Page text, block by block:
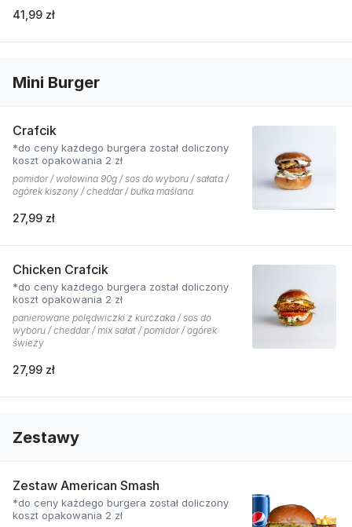
41,99 zł
Mini Burger
Crafcik
*do ceny każdego burgera został doliczony
koszt opakowania 2 zł
pomidor / wołowina 90g / sos do wyboru / sałata /
ogórek kiszony / cheddar / bułka maślana
27,99 zł
Chicken Crafcik
*do ceny każdego burgera został doliczony
koszt opakowania 2 zł
panierowane polędwiczki z kurczaka / sos do
wyboru / cheddar / mix sałat / pomidor / ogórek
świeży
27,99 zł
Zestawy
Zestaw American Smash
*do ceny każdego burgera został doliczony
koszt opakowania 2 zł